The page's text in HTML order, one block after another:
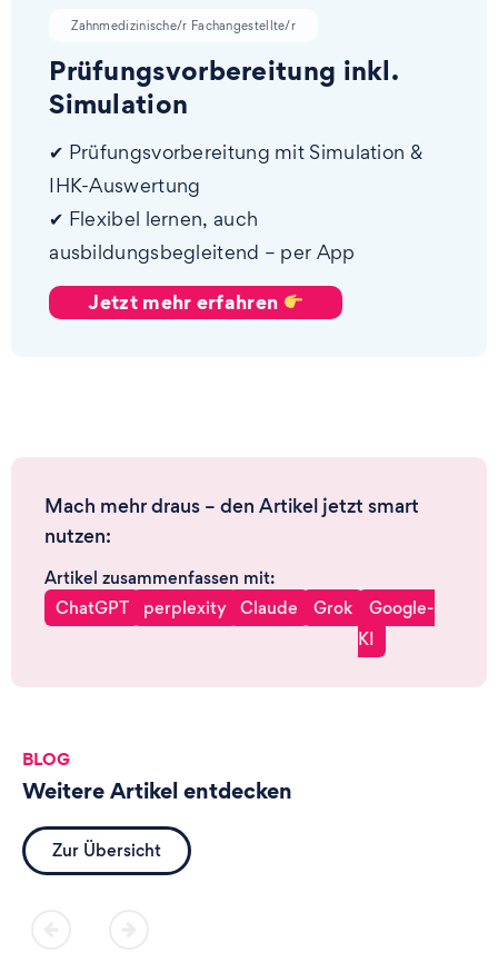
Zahnmedizinische/r Fachangestellte/r
Prüfungsvorbereitung inkl.
Simulation
✔ Prüfungsvorbereitung mit Simulation &
IHK-Auswertung
✔ Flexibel lernen, auch
ausbildungsbegleitend – per App
Jetzt mehr erfahren
Mach mehr draus – den Artikel jetzt smart
nutzen:
Artikel zusammenfassen mit:
ChatGPT
perplexity Claude Grok
Google-
KI
BLOG
Weitere Artikel entdecken
Zur Übersicht